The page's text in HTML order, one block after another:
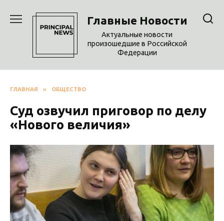
содержанию
Главные Новости
Актуальные новости
произошедшие в Российской
Федерации
ГЛАВНАЯ » ОБЩЕСТВО
Суд озвучил приговор по делу
«Нового величия»